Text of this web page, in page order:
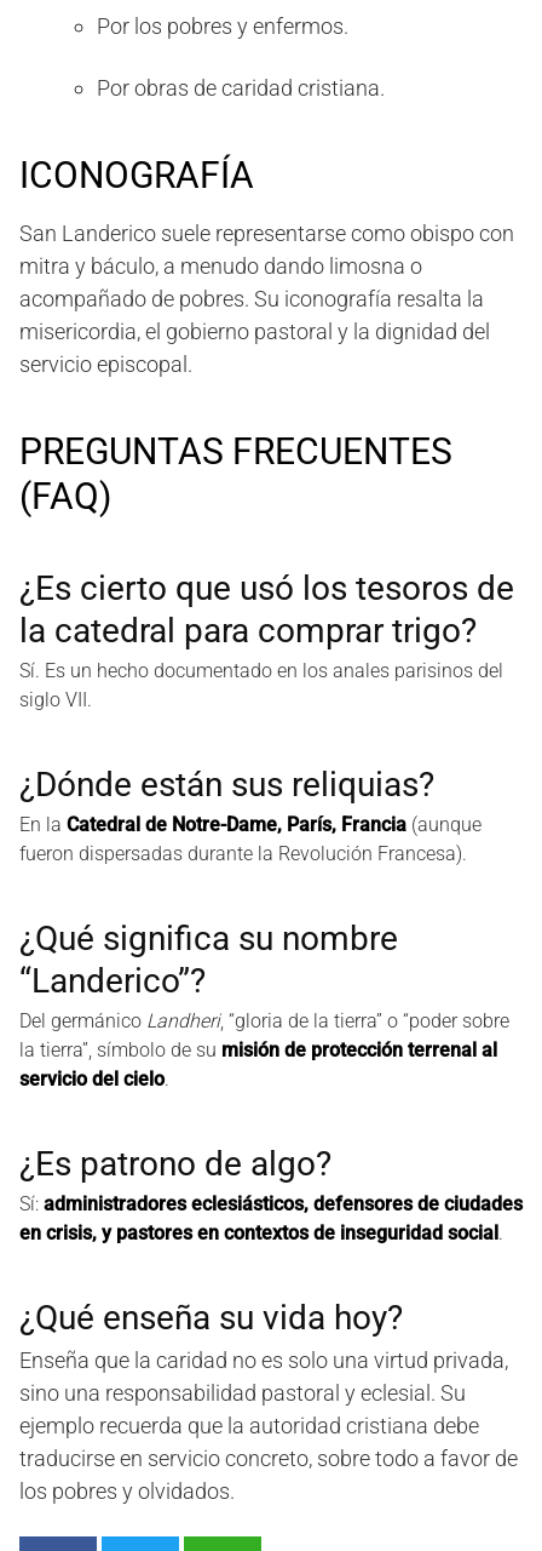
Por los pobres y enfermos.
Por obras de caridad cristiana.
ICONOGRAFÍA
San Landerico suele representarse como obispo con
mitra y báculo, a menudo dando limosna o
acompañado de pobres. Su iconografía resalta la
misericordia, el gobierno pastoral y la dignidad del
servicio episcopal.
PREGUNTAS FRECUENTES
(FAQ)
¿Es cierto que usó los tesoros de
la catedral para comprar trigo?
Sí. Es un hecho documentado en los anales parisinos del
siglo VII.
¿Dónde están sus reliquias?
En la Catedral de Notre-Dame, París, Francia (aunque
fueron dispersadas durante la Revolución Francesa).
¿Qué significa su nombre
“Landerico”?
Del germánico Landheri, “gloria de la tierra” o “poder sobre
la tierra”, símbolo de su misión de protección terrenal al
servicio del cielo.
¿Es patrono de algo?
Sí: administradores eclesiásticos, defensores de ciudades
en crisis, y pastores en contextos de inseguridad social.
¿Qué enseña su vida hoy?
Enseña que la caridad no es solo una virtud privada,
sino una responsabilidad pastoral y eclesial. Su
ejemplo recuerda que la autoridad cristiana debe
traducirse en servicio concreto, sobre todo a favor de
los pobres y olvidados.